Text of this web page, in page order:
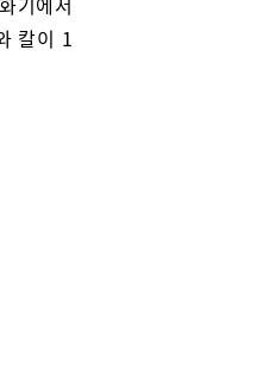
칼이 1